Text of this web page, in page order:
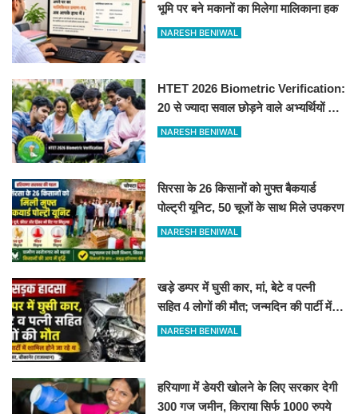
भूमि पर बने मकानों का मिलेगा मालिकाना हक
NARESH BENIWAL
HTET 2026 Biometric Verification:
20 से ज्यादा सवाल छोड़ने वाले अभ्यर्थियों की
परीक्षा रद्द, 10-12 अगस्त को बायोमैट्रिक
NARESH BENIWAL
सिरसा के 26 किसानों को मुफ्त बैकयार्ड
पोल्ट्री यूनिट, 50 चूजों के साथ मिले उपकरण
NARESH BENIWAL
खड़े डम्पर में घुसी कार, मां, बेटे व पत्नी
सहित 4 लोगों की मौत; जन्मदिन की पार्टी में
जा रहे थे
NARESH BENIWAL
हरियाणा में डेयरी खोलने के लिए सरकार देगी
300 गज जमीन, किराया सिर्फ 1000 रुपये